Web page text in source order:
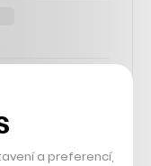
a preferencí,